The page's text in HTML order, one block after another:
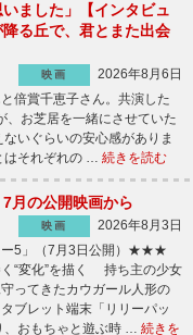
ました」【インタビュ
る丘で、君とまた出会
映画
2026年8月6日
倍賞千恵子さん。共演した
お芝居を一緒にさせていた
いぐらいの安心感がありま
はそれぞれの … 続きを読む
7月の公開映画から
映画
2026年8月3日
ー5」（7月3日公開）★★★
“変化”を描く 持ち主の少女
ってきたカウガール人形の
ブレット端末「リリーパッ
、おもちゃと遊ぶ時 … 続きを